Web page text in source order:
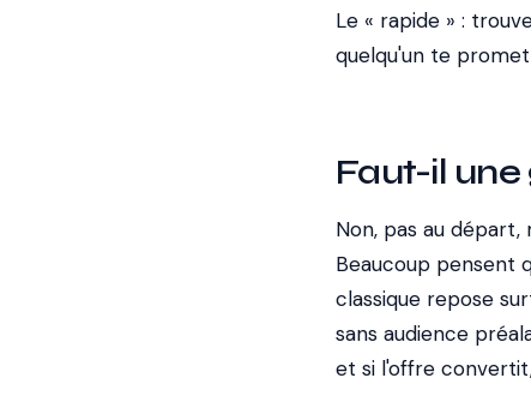
Le « rapide » :
quelqu'un te
Faut-il une
Non, pas au
Beaucoup pensent
classique repose
sans audience
et si l'offre